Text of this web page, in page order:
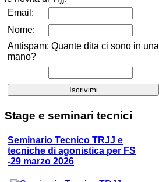
Email:
Nome:
Antispam: Quante dita ci sono in una
mano?
Stage e seminari tecnici
Seminario Tecnico TRJJ e
tecniche di agonistica per FS
-29 marzo 2026